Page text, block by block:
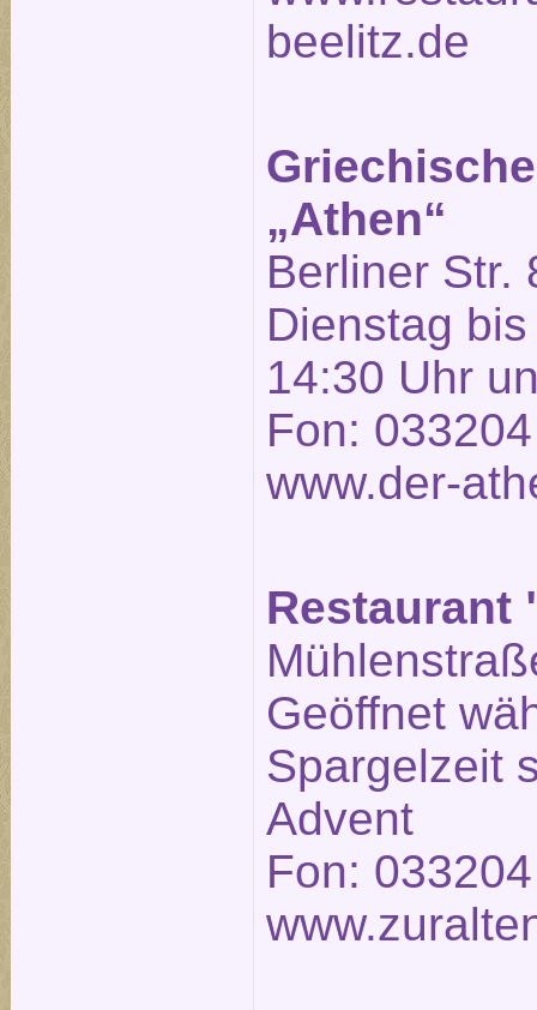
beelitz.de
„Athen“
Berliner Str.
Dienstag
14:30 Uhr
Fon:
www.der-
Restaurant
Geöffnet
Spargelzeit
Advent
Fon: